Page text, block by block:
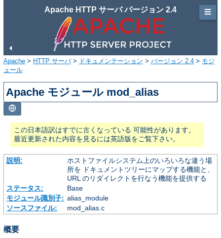
Apache HTTP サーバ バージョン 2.4
Apache > HTTP サーバ> ドキュメンテーション > バージョン 2.4 > モジ
ュール
Apache モジュール mod_alias
この日本語訳はすでに古くなっている 可能性があります。
最近更新された内容を見るには英語版をご覧下さい。
説明:
ホストファイルシステム上のいろいろな違う場
所を ドキュメントツリーにマップする機能と、
URL のリダイレクトを行なう機能を提供する
ステータス:
Base
モジュール識別子: alias_module
ソースファイル:
mod_alias.c
概要
☰